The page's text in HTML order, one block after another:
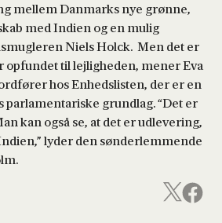
mellem Danmarks nye grønne,
med Indien og en mulig
Niels Holck. Men det er
opfundet til lejligheden, mener Eva
hos Enhedslisten, der er en
parlamentariske grundlag. “Det er
kan også se, at det er udlevering,
lyder den sønderlemmende